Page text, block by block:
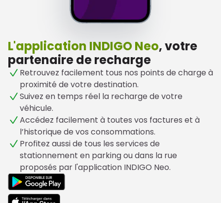
L'application INDIGO Neo, votre
partenaire de recharge
Retrouvez facilement tous nos points de charge à
proximité de votre destination.
Suivez en temps réel la recharge de votre
véhicule.
Accédez facilement à toutes vos factures et à
l’historique de vos consommations.
Profitez aussi de tous les services de
stationnement en parking ou dans la rue
proposés par l'application INDIGO Neo.